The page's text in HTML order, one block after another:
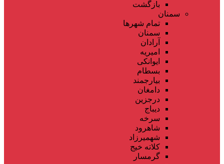
بازگشت
سمنان
تمام شهر‌ها
سمنان
آرادان
امیریه
ایوانکی
بسطام
بیارجمند
دامغان
درجزین
دیباج
سرخه
شاهرود
شهمیرزاد
کلاته خیج
گرمسار